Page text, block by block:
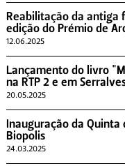
Reabilitação da antiga
edição do Prémio de
12.06.2025
Lançamento do livro
na RTP 2 e em
20.05.2025
Inauguração da Quinta
Biopolis
24.03.2025